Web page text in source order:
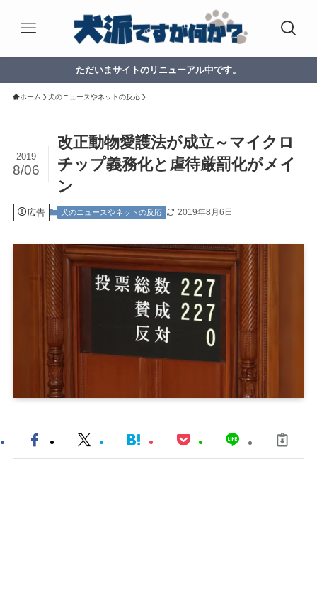
ただいまサイトのリニューアル中です。
ホーム 犬のニュースやネットの反応
改正動物愛護法が成立～マイクロ
チップ義務化と虐待厳罰化がメイ
ン
2019
8/06
広告 犬のニュースやネットの反応 2019年8月6日